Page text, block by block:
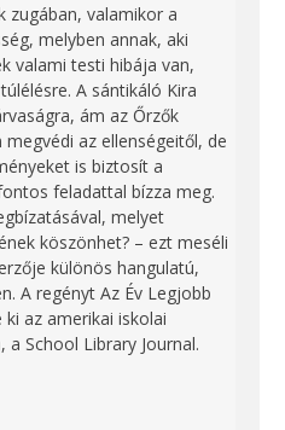
zugában, valamikor a
melyben annak, aki
valami testi hibája van,
A sántikáló Kira
ám az Őrzők
az ellenségeitől, de
is biztosít a
feladattal bízza meg.
melyet
köszönhet? – ezt meséli
különös hangulatú,
A regényt Az Év Legjobb
az amerikai iskolai
School Library Journal.